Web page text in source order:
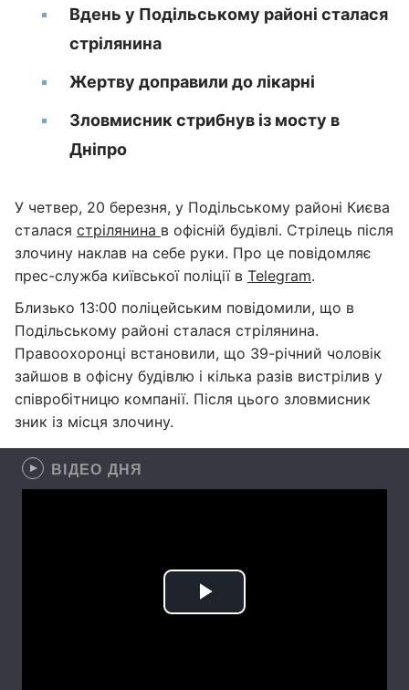
Вдень у Подільському районі сталася
стрілянина
Жертву доправили до лікарні
Зловмисник стрибнув із мосту в
Дніпро
У четвер, 20 березня, у Подільському районі Києва
сталася стрілянина в офісній будівлі. Стрілець після
злочину наклав на себе руки. Про це повідомляє
прес-служба київської поліції в Telegram.
Близько 13:00 поліцейським повідомили, що в
Подільському районі сталася стрілянина.
Правоохоронці встановили, що 39-річний чоловік
зайшов в офісну будівлю і кілька разів вистрілив у
співробітницю компанії. Після цього зловмисник
зник із місця злочину.
ВІДЕО ДНЯ